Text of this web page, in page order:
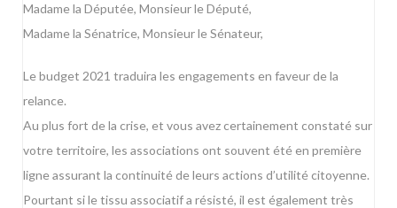
Madame la Députée, Monsieur le Député,
Madame la Sénatrice, Monsieur le Sénateur,
Le budget 2021 traduira les engagements en faveur de la
relance.
Au plus fort de la crise, et vous avez certainement constaté sur
votre territoire, les associations ont souvent été en première
ligne assurant la continuité de leurs actions d’utilité citoyenne.
Pourtant si le tissu associatif a résisté, il est également très